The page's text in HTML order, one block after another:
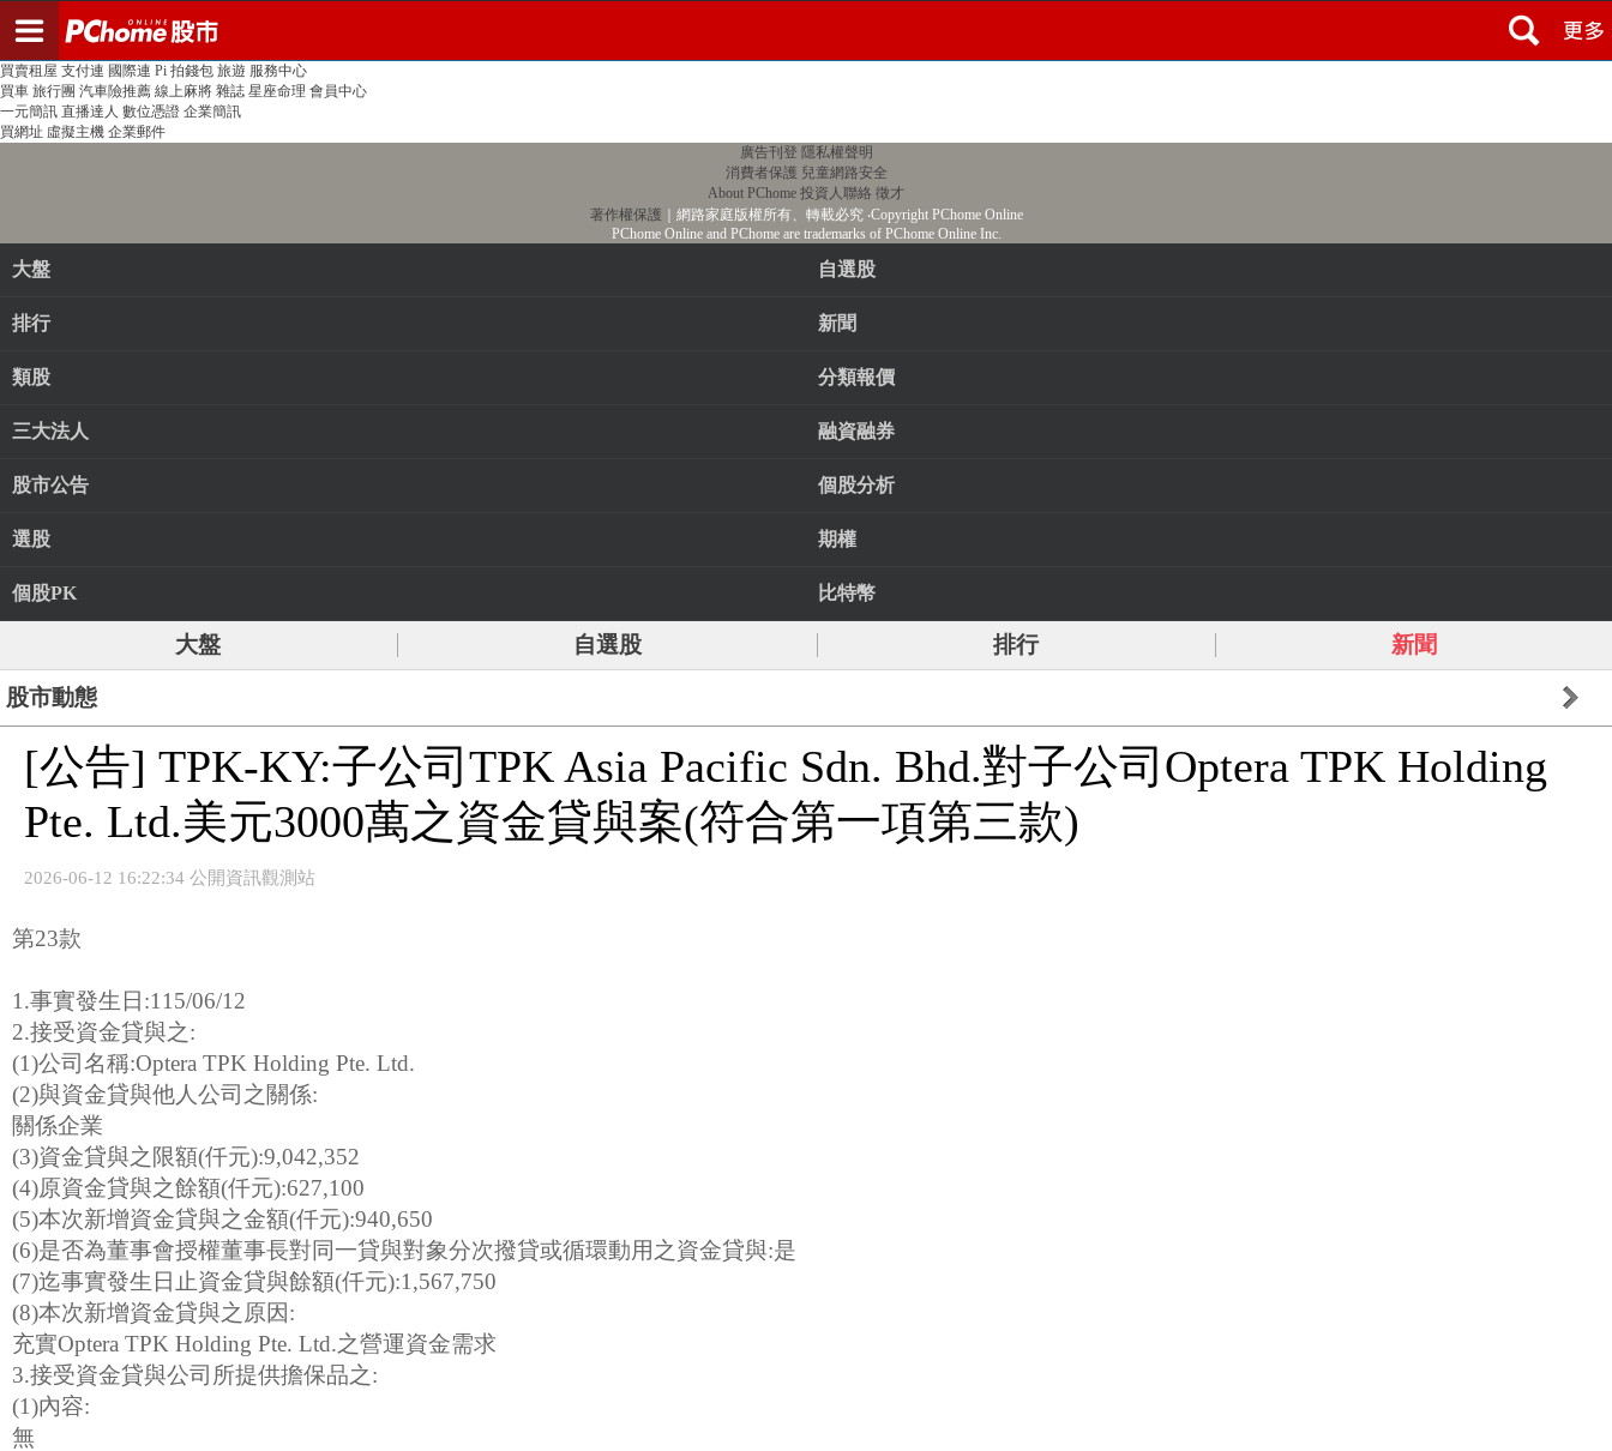
PChome首頁 線上購物 24h購物 書店
買賣租屋 支付連 國際連 Pi 拍錢包 旅遊 服務中心
買車 旅行團 汽車險推薦 線上麻將 雜誌 星座命理 會員中心
一元簡訊 直播達人 數位憑證 企業簡訊
買網址 虛擬主機 企業郵件
廣告刊登 隱私權聲明
消費者保護 兒童網路安全
About PChome 投資人聯絡 徵才
著作權保護 ｜網路家庭版權所有、轉載必究‧Copyright PChome Online
PChome Online and PChome are trademarks of PChome Online Inc.
大盤 自選股
排行 新聞
類股 分類報價
三大法人 融資融券
股市公告 個股分析
選股 期權
個股PK 比特幣
大盤 自選股 排行 新聞
股市動態
[公告] TPK-KY:子公司TPK Asia Pacific Sdn. Bhd.對子公司Optera TPK Holding
Pte. Ltd.美元3000萬之資金貸與案(符合第一項第三款)
2026-06-12 16:22:34 公開資訊觀測站
第23款
1.事實發生日:115/06/12
2.接受資金貸與之:
(1)公司名稱:Optera TPK Holding Pte. Ltd.
(2)與資金貸與他人公司之關係:
關係企業
(3)資金貸與之限額(仟元):9,042,352
(4)原資金貸與之餘額(仟元):627,100
(5)本次新增資金貸與之金額(仟元):940,650
(6)是否為董事會授權董事長對同一貸與對象分次撥貸或循環動用之資金貸與:是
(7)迄事實發生日止資金貸與餘額(仟元):1,567,750
(8)本次新增資金貸與之原因:
充實Optera TPK Holding Pte. Ltd.之營運資金需求
3.接受資金貸與公司所提供擔保品之:
(1)內容:
無